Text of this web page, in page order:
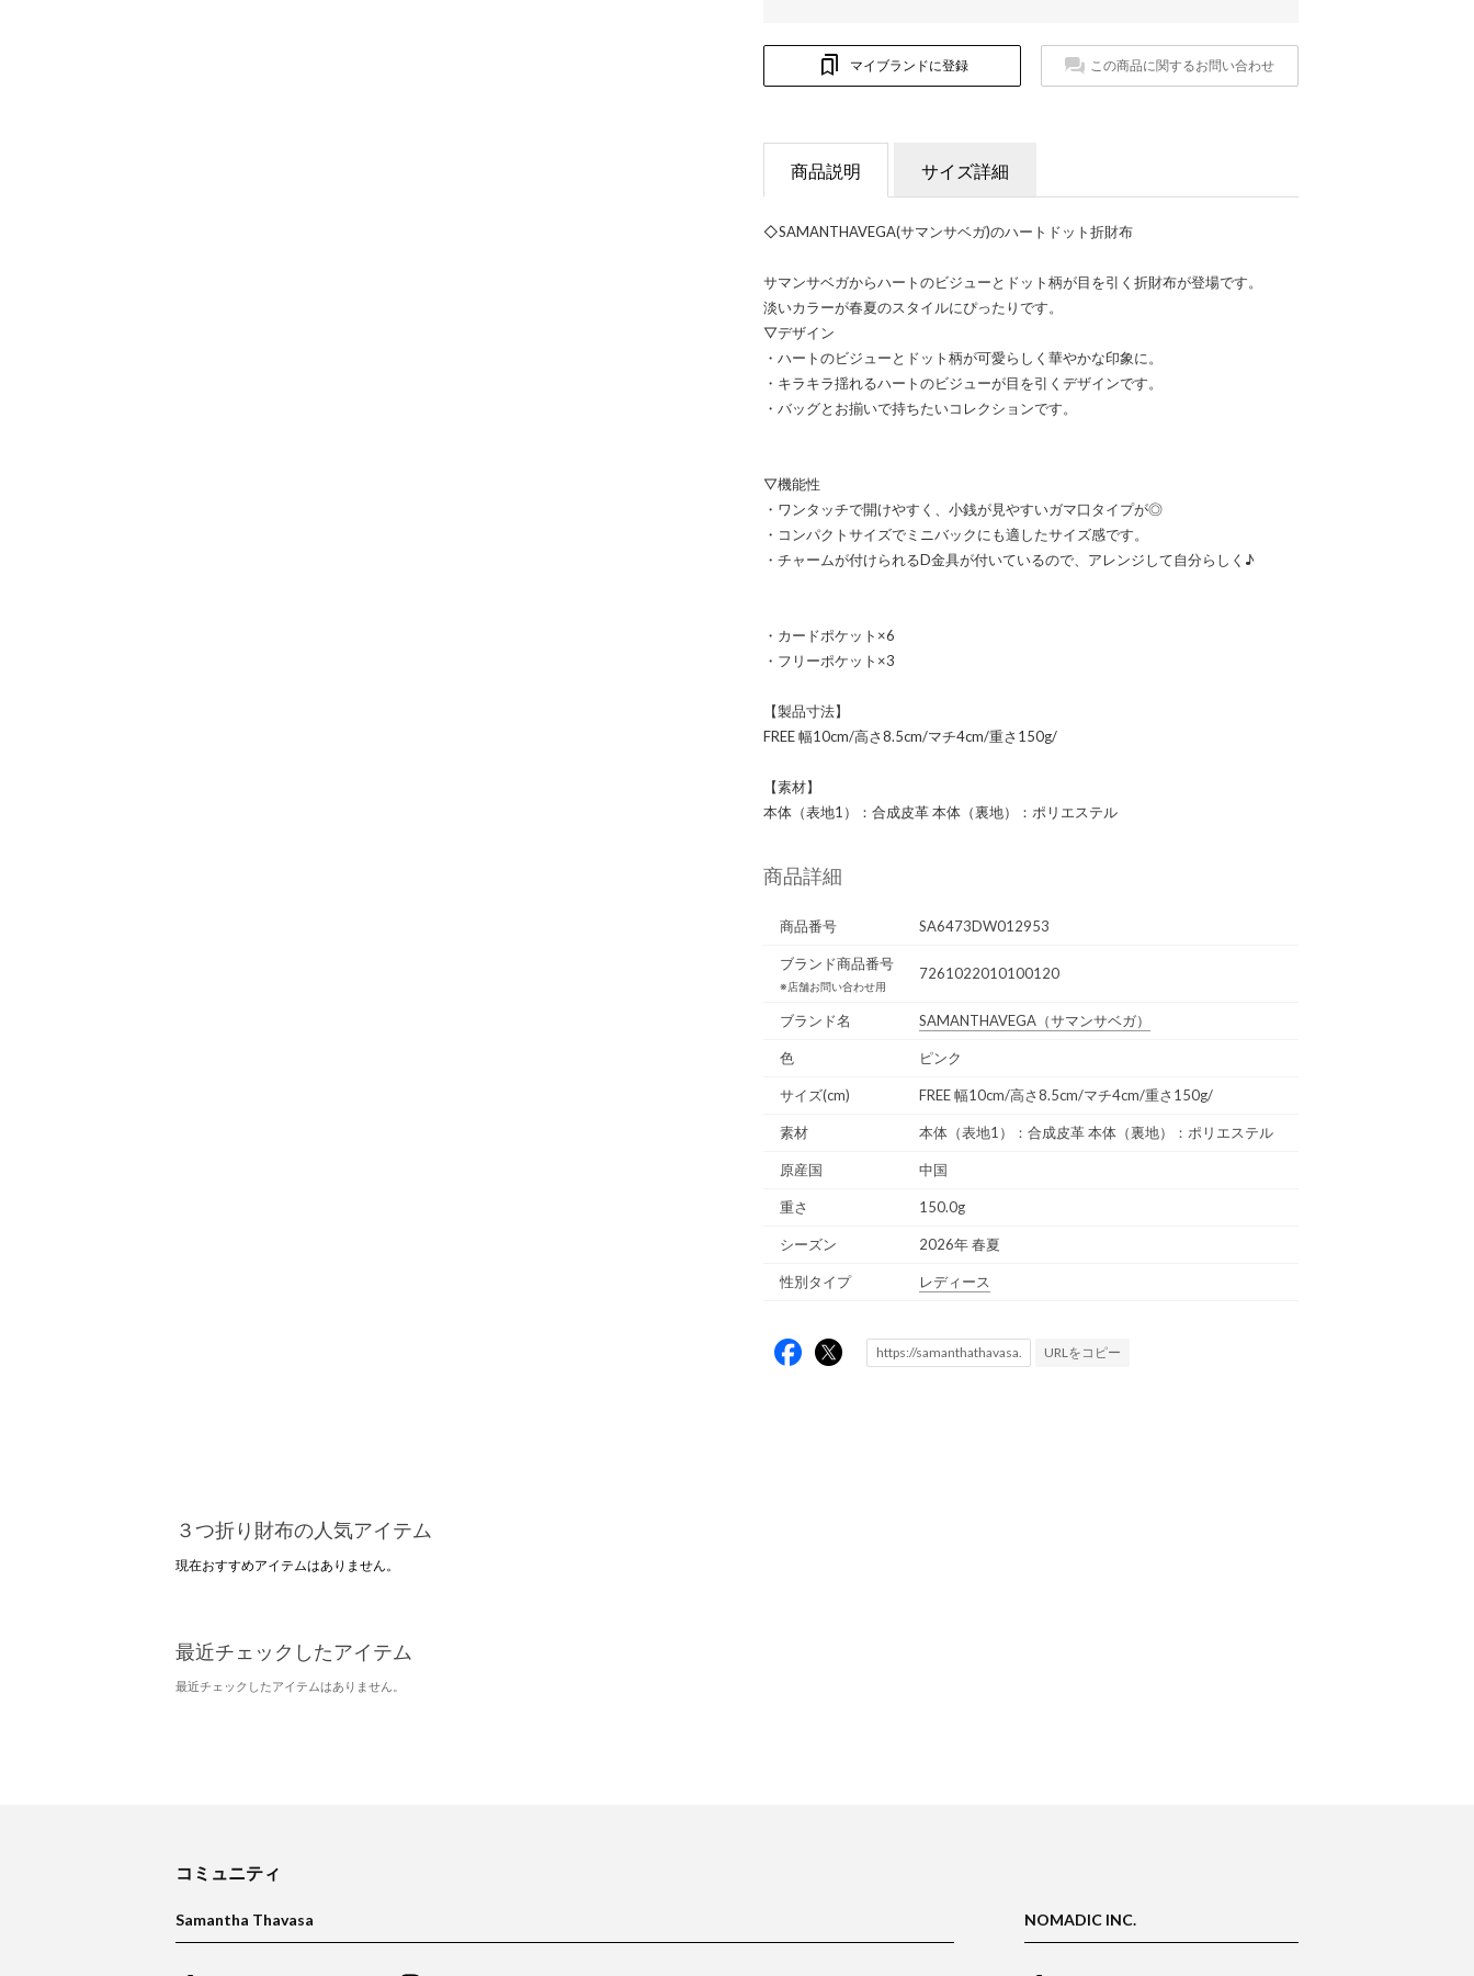
マイブランドに登録 この商品に関するお問い合わせ
商品説明 サイズ詳細
◇SAMANTHAVEGA(サマンサベガ)のハートドット折財布
サマンサベガからハートのビジューとドット柄が目を引く折財布が登場です。
淡いカラーが春夏のスタイルにぴったりです。
▽デザイン
・ハートのビジューとドット柄が可愛らしく華やかな印象に。
・キラキラ揺れるハートのビジューが目を引くデザインです。
・バッグとお揃いで持ちたいコレクションです。
▽機能性
・ワンタッチで開けやすく、小銭が見やすいガマ口タイプが◎
・コンパクトサイズでミニバックにも適したサイズ感です。
・チャームが付けられるD金具が付いているので、アレンジして自分らしく♪
・カードポケット×6
・フリーポケット×3
【製品寸法】
FREE 幅10cm/高さ8.5cm/マチ4cm/重さ150g/
【素材】
本体（表地1）：合成皮革 本体（裏地）：ポリエステル
商品詳細
商品番号 SA6473DW012953
ブランド商品番号
※店舗お問い合わせ用
7261022010100120
ブランド名 SAMANTHAVEGA （サマンサベガ）
色 ピンク
サイズ(cm) FREE 幅10cm/高さ8.5cm/マチ4cm/重さ150g/
素材 本体（表地1）：合成皮革 本体（裏地）：ポリエステル
原産国 中国
重さ 150.0g
シーズン 2026年 春夏
性別タイプ レディース
URLをコピー
３つ折り財布の人気アイテム
現在おすすめアイテムはありません。
最近チェックしたアイテム
最近チェックしたアイテムはありません。
コミュニティ
Samantha Thavasa NOMADIC INC.